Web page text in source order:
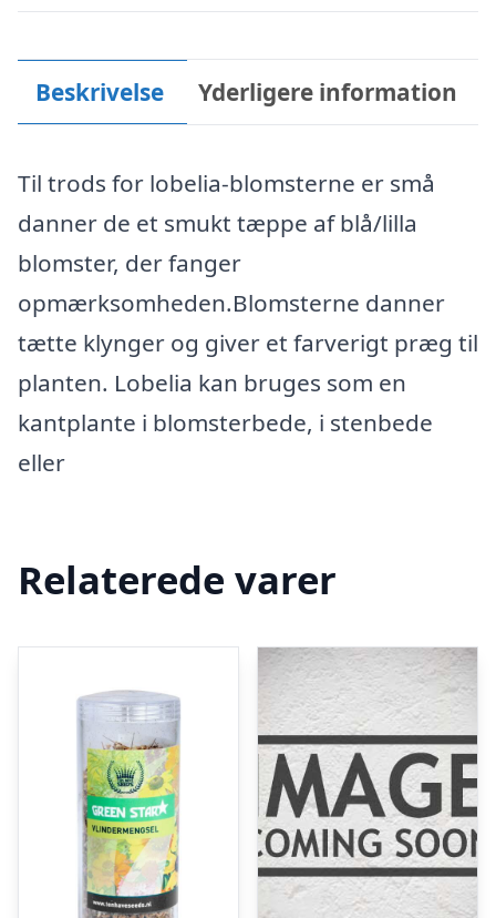
Beskrivelse Yderligere information
Til trods for lobelia-blomsterne er små
danner de et smukt tæppe af blå/lilla
blomster, der fanger
opmærksomheden.Blomsterne danner
tætte klynger og giver et farverigt præg til
planten. Lobelia kan bruges som en
kantplante i blomsterbede, i stenbede
eller
Relaterede varer